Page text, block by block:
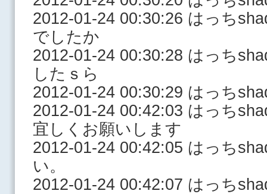
2012-01-24 00:30:26 はっち
でしたか
2012-01-24 00:30:28 はっち
したｓら
2012-01-24 00:30:29 はっち
2012-01-24 00:42:03 はっち
宜しくお願いします
2012-01-24 00:42:05 はっち
い。
2012-01-24 00:42:07 はっち